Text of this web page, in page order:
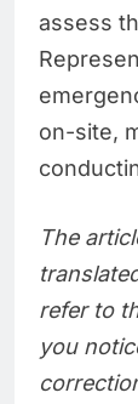
assess
on-site,
The
refer to
you